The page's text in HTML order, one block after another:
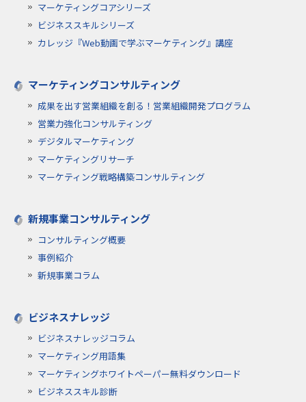
マーケティングコアシリーズ
ビジネススキルシリーズ
カレッジ『Web動画で学ぶマーケティング』講座
マーケティングコンサルティング
成果を出す営業組織を創る！営業組織開発プログラム
営業力強化コンサルティング
デジタルマーケティング
マーケティングリサーチ
マーケティング戦略構築コンサルティング
新規事業コンサルティング
コンサルティング概要
事例紹介
新規事業コラム
ビジネスナレッジ
ビジネスナレッジコラム
マーケティング用語集
マーケティングホワイトペーパー無料ダウンロード
ビジネススキル診断